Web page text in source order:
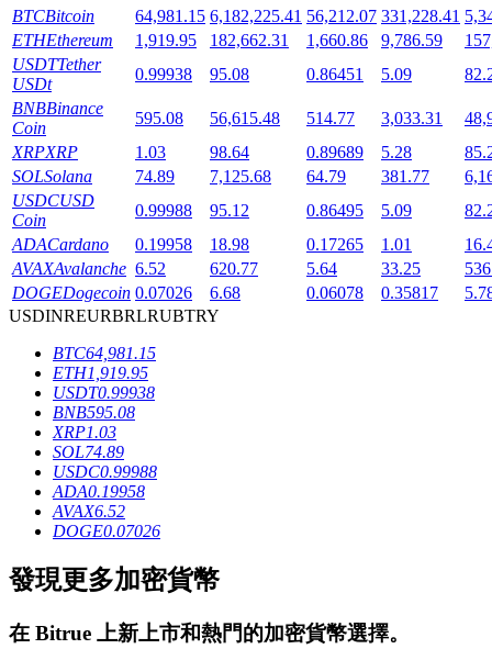
Launchpool
活期質押獲得熱門資產
輕鬆獲得多重福利
借貸數字貨幣，及時且安全的服務
BTCBitcoin 64,981.15 6,182,225.41 56,212.07 331,228.41
ETHEthereum 1,919.95 182,662.31 1,660.86 9,786.59
USDTTether
USDt
0.99938 95.08 0.86451 5.09
BNBBinance
Coin
595.08 56,615.48 514.77 3,033.31
XRPXRP 1.03 98.64 0.89689 5.28
SOLSolana 74.89 7,125.68 64.79 381.77
USDCUSD
Coin
0.99988 95.12 0.86495 5.09
ADACardano 0.19958 18.98 0.17265 1.01
AVAXAvalanche 6.52 620.77 5.64 33.25
DOGEDogecoin 0.07026 6.68 0.06078 0.35817
USDINREURBRLRUBTRY
BTC64,981.15
ETH1,919.95
USDT0.99938
BNB595.08
XRP1.03
SOL74.89
USDC0.99988
ADA0.19958
AVAX6.52
DOGE0.07026
發現更多加密貨幣
在 Bitrue 上新上市和熱門的加密貨幣選擇。